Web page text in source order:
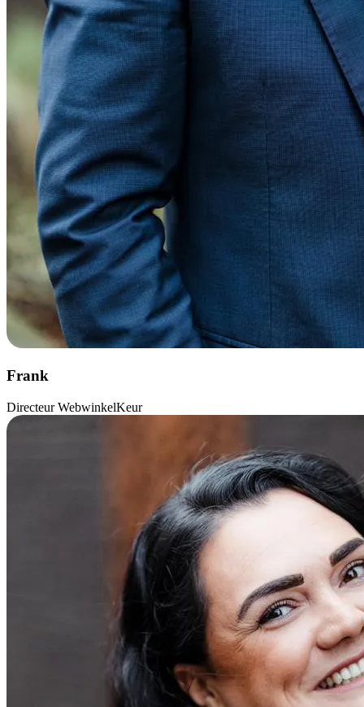
Frank
Directeur WebwinkelKeur